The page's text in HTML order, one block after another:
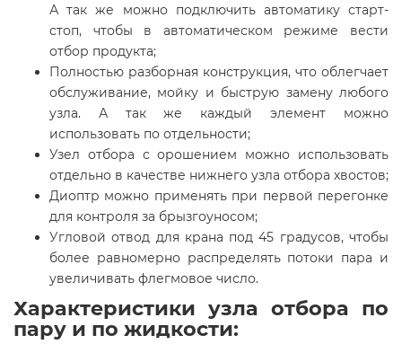
А так же можно подключить автоматику старт-
стоп, чтобы в автоматическом режиме вести
отбор продукта;
Полностью разборная конструкция, что облегчает
обслуживание, мойку и быструю замену любого
узла. А так же каждый элемент можно
использовать по отдельности;
Узел отбора с орошением можно использовать
отдельно в качестве нижнего узла отбора хвостов;
Диоптр можно применять при первой перегонке
для контроля за брызгоуносом;
Угловой отвод для крана под 45 градусов, чтобы
более равномерно распределять потоки пара и
увеличивать флегмовое число.
Характеристики узла отбора по
пару и по жидкости: